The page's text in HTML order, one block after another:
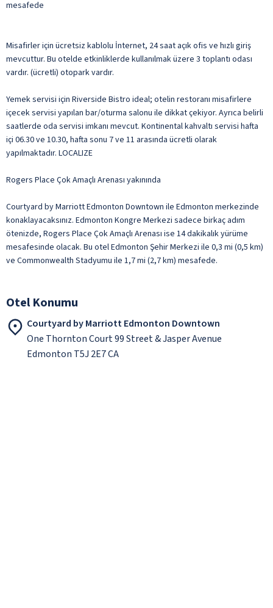
mesafede
Misafirler için ücretsiz kablolu İnternet, 24 saat açık ofis ve hızlı giriş
mevcuttur. Bu otelde etkinliklerde kullanılmak üzere 3 toplantı odası
vardır. (ücretli) otopark vardır.
Yemek servisi için Riverside Bistro ideal; otelin restoranı misafirlere
içecek servisi yapılan bar/oturma salonu ile dikkat çekiyor. Ayrıca belirli
saatlerde oda servisi imkanı mevcut. Kontinental kahvaltı servisi hafta
içi 06.30 ve 10.30, hafta sonu 7 ve 11 arasında ücretli olarak
yapılmaktadır. LOCALIZE
Rogers Place Çok Amaçlı Arenası yakınında
Courtyard by Marriott Edmonton Downtown ile Edmonton merkezinde
konaklayacaksınız. Edmonton Kongre Merkezi sadece birkaç adım
ötenizde, Rogers Place Çok Amaçlı Arenası ise 14 dakikalık yürüme
mesafesinde olacak. Bu otel Edmonton Şehir Merkezi ile 0,3 mi (0,5 km)
ve Commonwealth Stadyumu ile 1,7 mi (2,7 km) mesafede.
Otel Konumu
Courtyard by Marriott Edmonton Downtown
One Thornton Court 99 Street & Jasper Avenue
Edmonton T5J 2E7 CA